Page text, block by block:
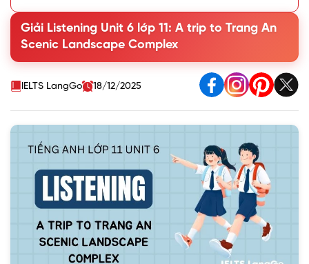
2. Listen to a talk. What is the talk mainly about?
3. Listen to the talk again and complete each gap in the
notes with no more than THREE words and/or a number
4. Work in pairs. Make some predictions about what the
Giải Listening Unit 6 lớp 11: A trip to Trang An
Scenic Landscape Complex
IELTS LangGo 18/12/2025